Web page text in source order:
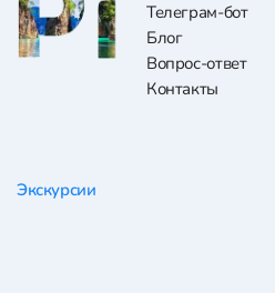
Телеграм-бот
Блог
Вопрос-ответ
Контакты
Экскурсии